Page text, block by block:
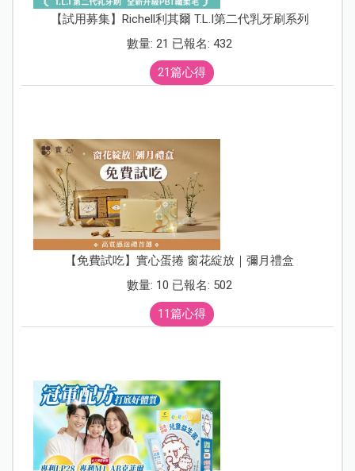
【試用募集】Richell利其爾 T.L.I第二代乳牙刷系列
數量: 21 已報名: 432
21篇心得
【免費試吃】實心蛋捲 窗花綻放｜彌月禮盒
數量: 10 已報名: 502
11篇心得